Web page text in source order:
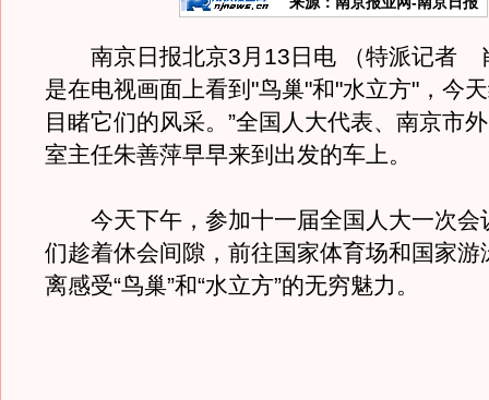
南京日报北京3月13日电 （特派记者
是在电视画面上看到"鸟巢"和"水立方"，今
目睹它们的风采。”全国人大代表、南京市
室主任朱善萍早早来到出发的车上。
今天下午，参加十一届全国人大一次会
们趁着休会间隙，前往国家体育场和国家游
离感受“鸟巢”和“水立方”的无穷魅力。